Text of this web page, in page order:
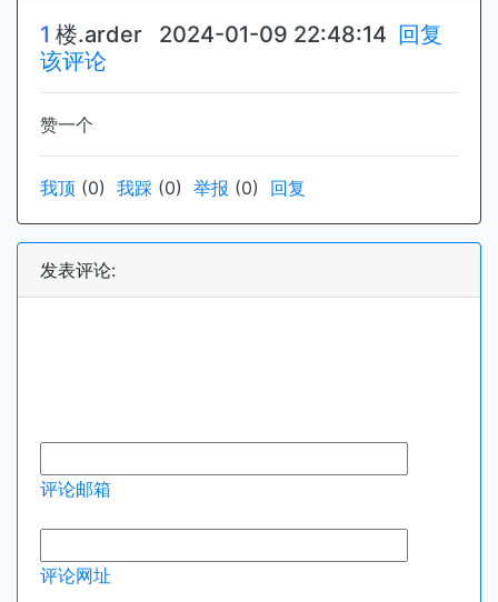
1 楼.arder 2024-01-09 22:48:14 回复
该评论
赞一个
我顶 (0) 我踩 (0) 举报 (0) 回复
发表评论:
评论邮箱
评论网址